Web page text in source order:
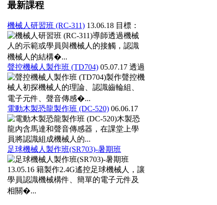
最新課程
機械人研習班 (RC-311) 13.06.18 目標：
導師透過機械
人的示範或學員與機械人的接觸，認識
機械人的結構�...
聲控機械人製作班 (TD704) 05.07.17 透過
製作聲控機
械人初探機械人的理論、認識齒輪組、
電子元件、聲音傳感�...
電動木製恐龍製作班 (DC-520) 06.06.17
木製恐
龍內含馬達和聲音傳感器，在課堂上學
員將認識組成機械人的...
足球機械人製作班(SR703)-暑期班
13.05.16 籍製作2.4G遙控足球機械人，讓
學員認識機械構件、簡單的電子元件及
相關�...